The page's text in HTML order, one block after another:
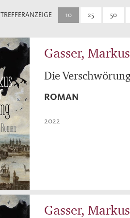
TREFFERANZEIGE 10 25 50
Gasser, Markus
Die
ROMAN
2022
Gasser, Markus